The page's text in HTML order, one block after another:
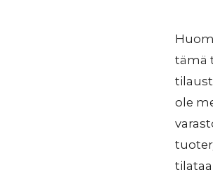
tämä
ole